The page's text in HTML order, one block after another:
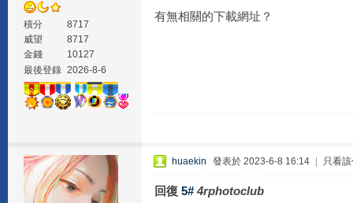
積分
8717
威望
8717
金錢
10127
最後登錄 2026-8-6
有無相關的下載網址？
huaekin 發表於 2023-6-8 16:14 只看
回復 5# 4rphotoclub